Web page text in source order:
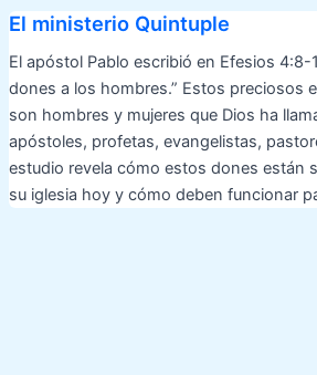
El ministerio Quintuple
El apóstol Pablo escribió en Efesios 4:8-
dones a los hombres.” Estos preciosos
son hombres y mujeres que Dios ha
apóstoles, profetas, evangelistas,
estudio revela cómo estos dones están
su iglesia hoy y cómo deben funcionar